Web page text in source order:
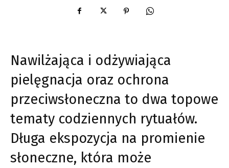
Nawilżająca i odżywiająca
pielęgnacja oraz ochrona
przeciwsłoneczna to dwa topowe
tematy codziennych rytuałów.
Długa ekspozycja na promienie
słoneczne, która może